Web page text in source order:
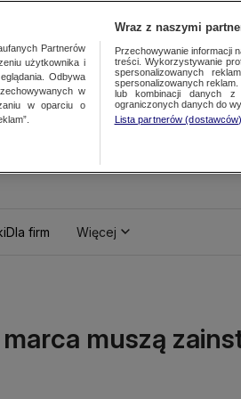
Dla firm Więcej
muszą
Partnerów
użytkownika i
Odbywa
w
w oparciu o
Wraz z naszymi
Przechowywanie informacji
treści. Wykorzystywanie
spersonalizowanych
spersonalizowanych
lub kombinacji danych z
ograniczonych danych do
Lista partnerów (dostawców)